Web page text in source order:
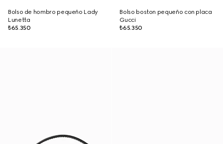
Bolso de hombro pequeño Lady
Lunetta
₺65.350
Bolso boston pequeño con placa
Gucci
₺65.350